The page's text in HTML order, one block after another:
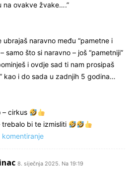
na ovakve žvake….”
ubrajaš naravno među “pametne i
samo što si naravno – još “pametniji”
i ovdje sad ti nam prosipaš
kao i do sada u zadnjih 5 godina…
– cirkus
trebalo bi te izmisliti
komentiranje
8. siječnja 2025. Na 19:19